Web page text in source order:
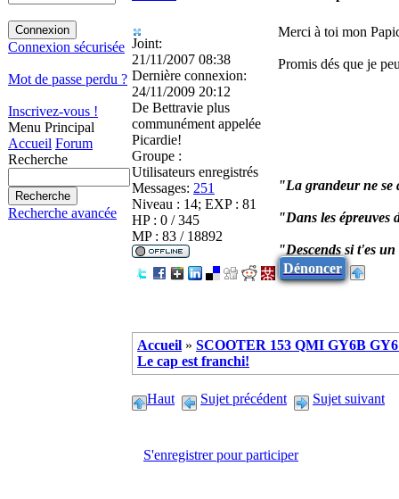
Connexion sécurisée
Mot de passe perdu ?
Inscrivez-vous !
Menu Principal
Accueil Forum
Recherche
Recherche avancée
Joint:
21/11/2007 08:38
Dernière connexion:
24/11/2009 20:12
De Bettravie plus
communément appelée
Picardie!
Groupe :
Utilisateurs enregistrés
Messages: 251
Niveau : 14; EXP : 81
HP : 0 / 345
MP : 83 / 18892
Merci à toi mon
Promis dés que je
"La grandeur ne se
"Dans les épreuves
"Descends si t'es
Dénoncer
Accueil » SCOOTER 153 QMI GY6B
Le cap est franchi!
Haut Sujet précédent Sujet suivant
S'enregistrer pour participer